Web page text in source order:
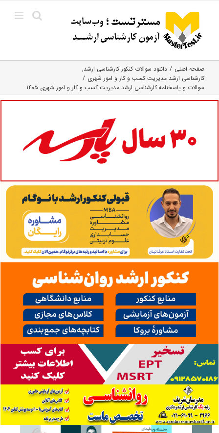
content
صفحه اصلی
دانلود سوالات کنکور کارشناسی ارشد
کارشناسی ارشد مدیریت کسب و کار و امور شهری
سوالات و پاسخنامه کارشناسی ارشد مدیریت کسب و کار و امور شهری ۱۴۰۵